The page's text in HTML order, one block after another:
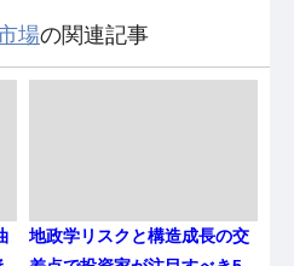
場の関連記事
地政学リスクと構造成長の交